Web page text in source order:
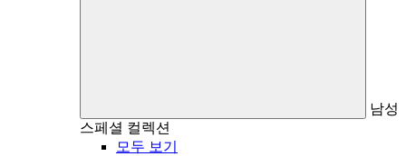
남성
스페셜 컬렉션
모두 보기